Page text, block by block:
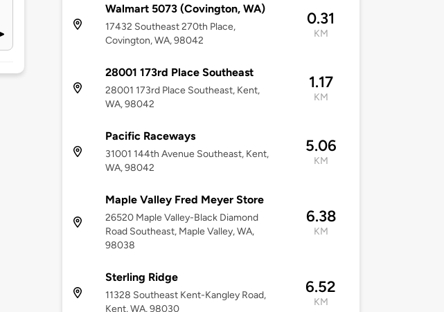
Walmart 5073 (Covington, WA)
17432 Southeast 270th Place,
Covington, WA, 98042
0.31
KM
28001 173rd Place Southeast
28001 173rd Place Southeast, Kent,
WA, 98042
1.17
KM
Pacific Raceways
31001 144th Avenue Southeast, Kent,
WA, 98042
5.06
KM
Maple Valley Fred Meyer Store
26520 Maple Valley-Black Diamond
Road Southeast, Maple Valley, WA,
98038
6.38
KM
Sterling Ridge
11328 Southeast Kent-Kangley Road,
Kent, WA, 98030
6.52
KM